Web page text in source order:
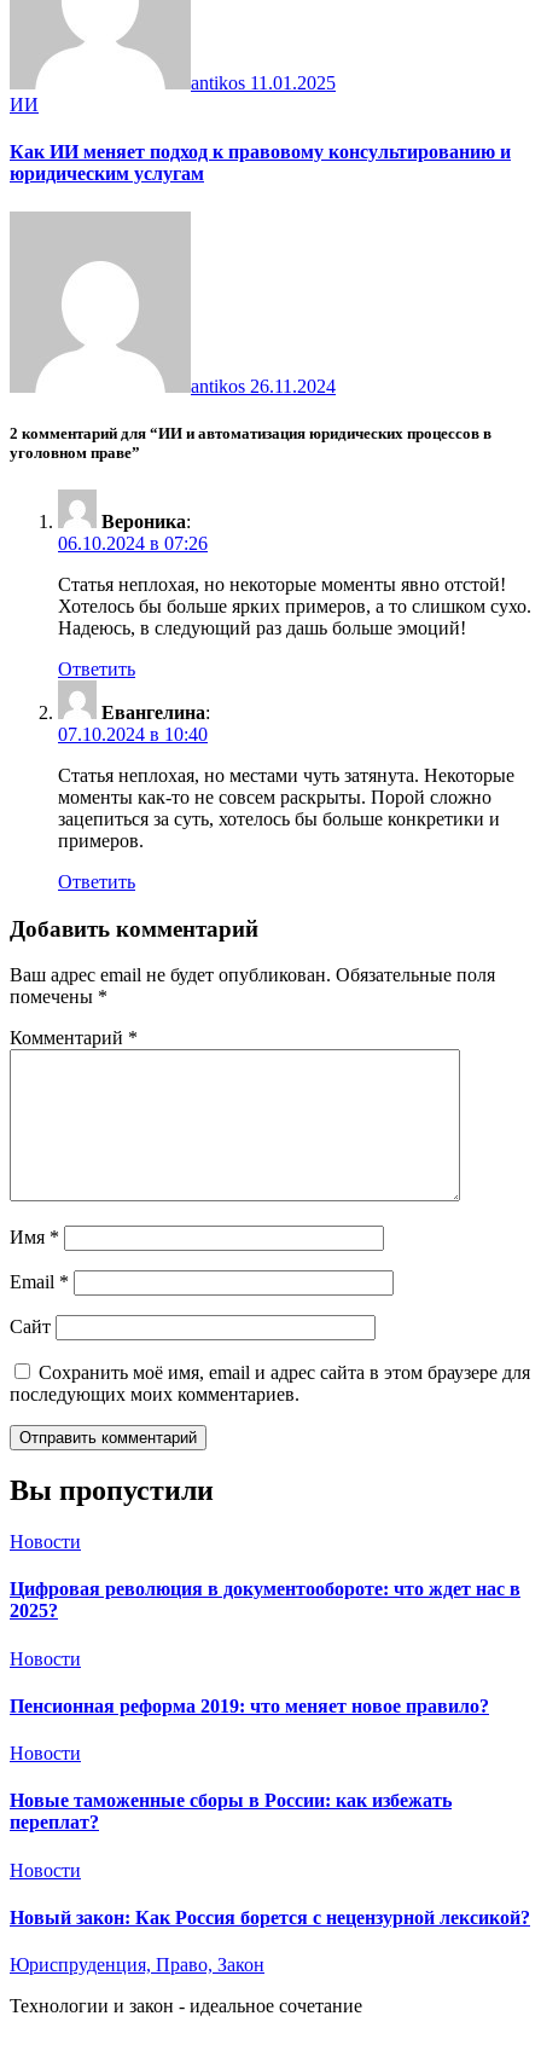
antikos 11.01.2025
ИИ
Как ИИ меняет подход к правовому консультированию и
юридическим услугам
antikos 26.11.2024
2 комментарий для “ИИ и автоматизация юридических процессов в
уголовном праве”
Вероника:
06.10.2024 в 07:26
Статья неплохая, но некоторые моменты явно отстой!
Хотелось бы больше ярких примеров, а то слишком сухо.
Надеюсь, в следующий раз дашь больше эмоций!
Ответить
Евангелина:
07.10.2024 в 10:40
Статья неплохая, но местами чуть затянута. Некоторые
моменты как-то не совсем раскрыты. Порой сложно
зацепиться за суть, хотелось бы больше конкретики и
примеров.
Ответить
Добавить комментарий
Ваш адрес email не будет опубликован. Обязательные поля
помечены *
Комментарий *
Имя *
Email *
Сайт
Сохранить моё имя, email и адрес сайта в этом браузере для
последующих моих комментариев.
Вы пропустили
Новости
Цифровая революция в документообороте: что ждет нас в
2025?
Новости
Пенсионная реформа 2019: что меняет новое правило?
Новости
Новые таможенные сборы в России: как избежать
переплат?
Новости
Новый закон: Как Россия борется с нецензурной лексикой?
Юриспруденция, Право, Закон
Технологии и закон - идеальное сочетание